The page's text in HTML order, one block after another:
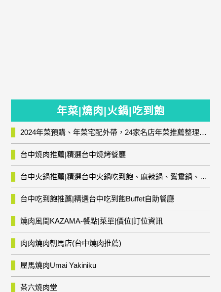
年菜|燒肉|火鍋|吃到飽
2024年菜預購、年菜宅配外帶，24家名店年菜推薦整理，圍爐輕鬆上菜團圓趣
台中燒肉推薦|精選台中燒烤餐廳
台中火鍋推薦|精選台中火鍋吃到飽、麻辣鍋、鴛鴦鍋、石頭火鍋、酸菜白肉鍋、海鮮鍋、燒酒雞、麻油雞、壽喜燒等熱門人氣火鍋店!
台中吃到飽推薦|精選台中吃到飽Buffet自助餐廳
燒肉風間KAZAMA-餐點|菜單|價位|訂位資訊
肉肉燒肉朝馬店(台中燒肉推薦)
屋馬燒肉Umai Yakiniku
茶六燒肉堂